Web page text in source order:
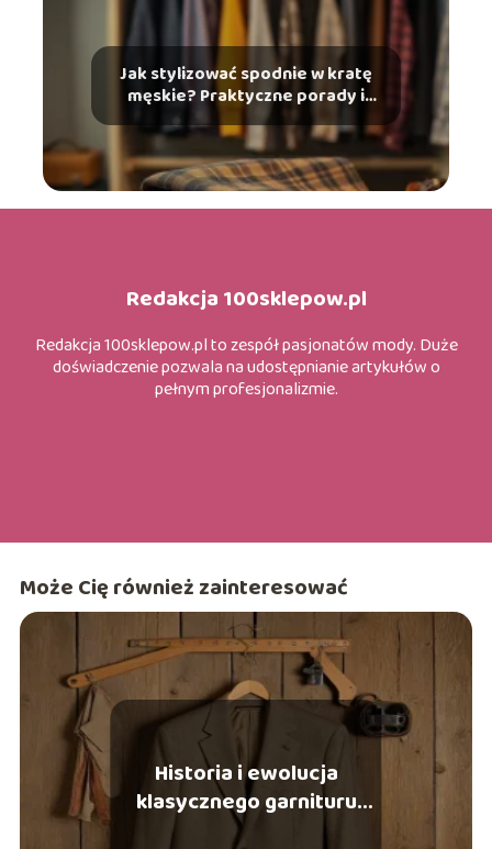
Jak stylizować spodnie w kratę
męskie? Praktyczne porady i
inspiracje
Redakcja 100sklepow.pl
Redakcja 100sklepow.pl to zespół pasjonatów mody. Duże
doświadczenie pozwala na udostępnianie artykułów o
pełnym profesjonalizmie.
Może Cię również zainteresować
Historia i ewolucja
klasycznego garnituru
męskiego